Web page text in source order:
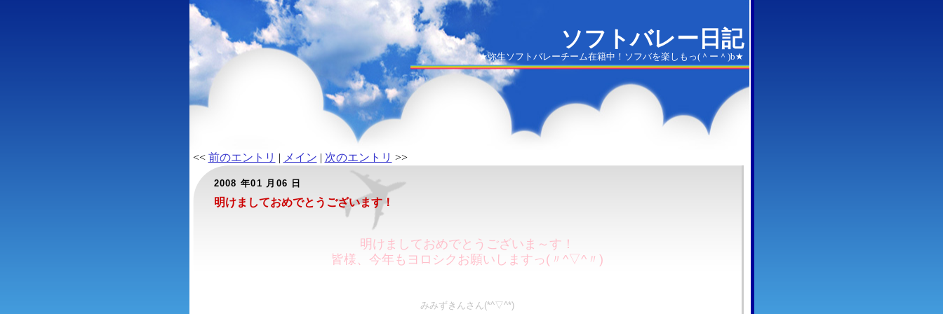
ソフトバレー日記
★弥生ソフトバレーチーム在籍中！ソフバを楽しもっ(＾ー＾)b★
<< 前のエントリ | メイン | 次のエントリ >>
2008 年01 月06 日
明けましておめでとうございます！
明けましておめでとうございま～す！
皆様、今年もヨロシクお願いしますっ(〃^▽^〃)
みみずきんさん(*^▽^*)